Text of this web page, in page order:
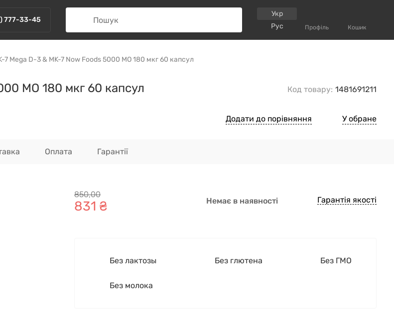
777-33-45
Укр
Рус
Профіль Кошик
7 Mega D-3 & MK-7 Now Foods 5000 МО 180 мкг 60 капсул
МО 180 мкг 60 капсул Код товару: 1481691211
Додати до порівняння У обране
Оплата Гарантії
850,00
831 ₴ Немає в наявності Гарантія якості
Без лактозы Без глютена Без ГМО
Без молока